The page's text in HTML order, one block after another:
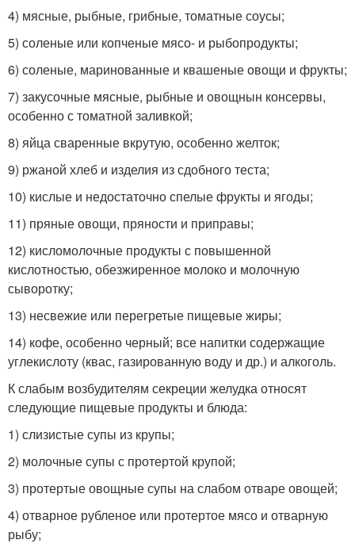
4) мясные, рыбные, грибные, томатные соусы;
5) соленые или копченые мясо- и рыбопродукты;
6) соленые, маринованные и квашеные овощи и фрукты;
7) закусочные мясные, рыбные и овощнын консервы,
особенно с томатной заливкой;
8) яйца сваренные вкрутую, особенно желток;
9) ржаной хлеб и изделия из сдобного теста;
10) кислые и недостаточно спелые фрукты и ягоды;
11) пряные овощи, пряности и приправы;
12) кисломолочные продукты с повышенной
кислотностью, обезжиренное молоко и молочную
сыворотку;
13) несвежие или перегретые пищевые жиры;
14) кофе, особенно черный; все напитки содержащие
углекислоту (квас, газированную воду и др.) и алкоголь.
К слабым возбудителям секреции желудка относят
следующие пищевые продукты и блюда:
1) слизистые супы из крупы;
2) молочные супы с протертой крупой;
3) протертые овощные супы на слабом отваре овощей;
4) отварное рубленое или протертое мясо и отварную
рыбу;